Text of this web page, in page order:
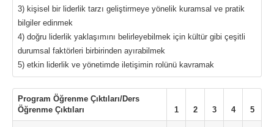
3) kişisel bir liderlik tarzı geliştirmeye yönelik kuramsal ve pratik
bilgiler edinmek
4) doğru liderlik yaklaşımını belirleyebilmek için kültür gibi çeşitli
durumsal faktörleri birbirinden ayırabilmek
5) etkin liderlik ve yönetimde iletişimin rolünü kavramak
Program Öğrenme Çıktıları/Ders
Öğrenme Çıktıları
1 2 3 4 5